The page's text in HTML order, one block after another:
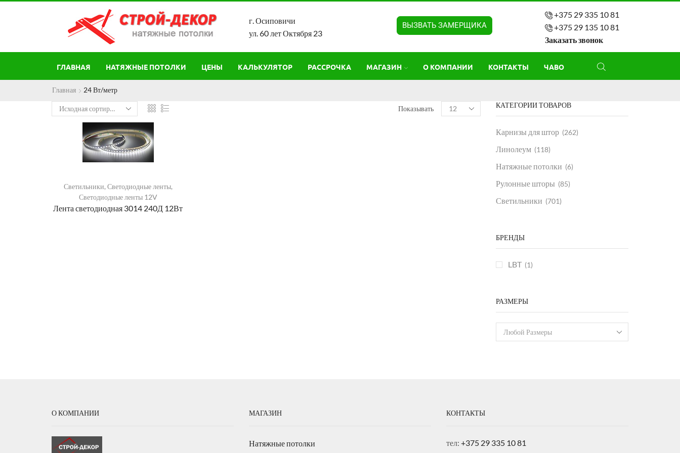
г. Осиповичи
ул. 60 лет Октября 23
ВЫЗВАТЬ ЗАМЕРЩИКА
+375 29 335 10 81
+375 29 135 10 81
Заказать звонок
ГЛАВНАЯ НАТЯЖНЫЕ ПОТОЛКИ ЦЕНЫ КАЛЬКУЛЯТОР РАССРОЧКА МАГАЗИН О КОМПАНИИ КОНТАКТЫ ЧАВО
Главная 24 Вт/метр
Показывать
Светильники, Светодиодные ленты,
Светодиодные ленты 12V
Лента светодиодная 3014 240Д 12Вт
КАТЕГОРИИ ТОВАРОВ
Карнизы для штор (262)
Линолеум (118)
Натяжные потолки (6)
Рулонные шторы (85)
Светильники (701)
БРЕНДЫ
LBT (1)
РАЗМЕРЫ
Любой Размеры
О КОМПАНИИ МАГАЗИН
Натяжные потолки
КОНТАКТЫ
тел: +375 29 335 10 81